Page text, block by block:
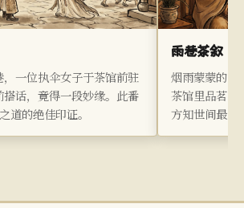
一位执伞女子于茶馆前驻
搭话，竟得一段妙缘。此番
道的绝佳印证。
雨巷茶叙
烟雨蒙蒙的午
茶馆里品茗论
方知世间最美